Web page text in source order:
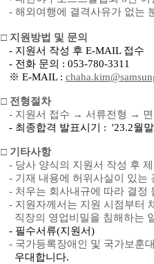
- 해외여행에 결격사유가 없는
□ 지원방법 및 문의
- 지원서 작성 후 E-MAIL 접수
- 전화 문의 : 053-780-3311
※ E-MAIL :
□ 전형절차
- 지원서 접수 → 서류전형 →
- 최종합격 발표시기 : '23.2월말
□ 기타사항
- 당사 양식의 지원서 작성 후
- 기재 내용에 허위사실이 있는
- 처우는 회사내규에 따라 결정
- 지원자께서는 지원 시점부터
직장의 영업비밀을 침해하는
- 필수서류(지원서)
- 국가등록장애인 및 국가보훈
우대합니다.